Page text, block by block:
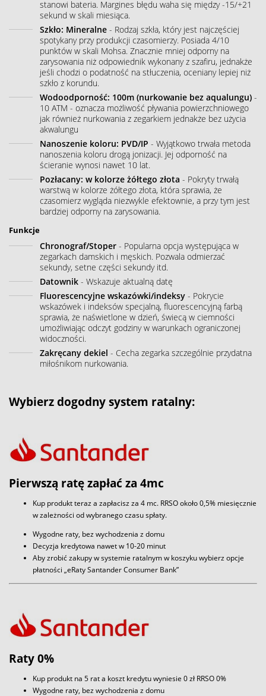
stanowi bateria. Margines błędu waha się między -15/+21
sekund w skali miesiąca.
Szkło: Mineralne - Rodzaj szkła, który jest najczęściej
spotykany przy produkcji czasomierzy. Posiada 4/10
punktów w skali Mohsa. Znacznie mniej odporny na
zarysowania niż odpowiednik wykonany z szafiru, jednakże
jeśli chodzi o podatność na stłuczenia, oceniany lepiej niż
szkło z korundu.
Wodoodporność: 100m (nurkowanie bez aqualungu) -
10 ATM - oznacza możliwość pływania powierzchniowego
jak również nurkowania z zegarkiem jednakże bez użycia
akwalungu
Nanoszenie koloru: PVD/IP - Wyjątkowo trwała metoda
nanoszenia koloru drogą jonizacji. Jej odporność na
ścieranie wynosi nawet 10 lat.
Pozłacany: w kolorze żółtego złota - Pokryty trwałą
warstwą w kolorze żółtego złota, która sprawia, że
czasomierz wygląda niezwykle efektownie, a przy tym jest
bardziej odporny na zarysowania.
Funkcje
Chronograf/Stoper - Popularna opcja występująca w
zegarkach damskich i męskich. Pozwala odmierzać
sekundy, setne części sekundy itd.
Datownik - Wskazuje aktualną datę
Fluorescencyjne wskazówki/indeksy - Pokrycie
wskazówek i indeksów specjalną, fluorescencyjną farbą
sprawia, że naświetlone w dzień, świecą w ciemności
umożliwiając odczyt godziny w warunkach ograniczonej
widoczności.
Zakręcany dekiel - Cecha zegarka szczególnie przydatna
miłośnikom nurkowania.
Wybierz dogodny system ratalny:
Pierwszą ratę zapłać za 4mc
Kup produkt teraz a zapłacisz za 4 mc. RRSO około 0,5% miesięcznie
w zależności od wybranego czasu spłaty.
Wygodne raty, bez wychodzenia z domu
Decyzja kredytowa nawet w 10-20 minut
Aby zrobić zakupy w systemie ratalnym w koszyku wybierz opcje
płatności „eRaty Santander Consumer Bank”
Raty 0%
Kup produkt na 5 rat a koszt kredytu wyniesie 0 zł RRSO 0%
Wygodne raty, bez wychodzenia z domu